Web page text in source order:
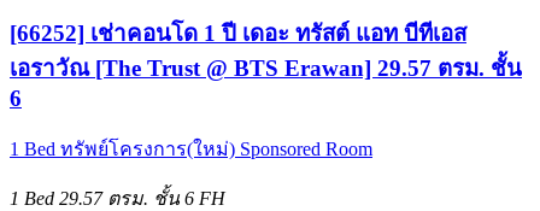
[66252] เช่าคอนโด 1 ปี เดอะ ทรัสต์ แอท บีทีเอส
เอราวัณ [The Trust @ BTS Erawan] 29.57 ตรม. ชั้น
6
1 Bed ทรัพย์โครงการ(ใหม่) Sponsored Room
1 Bed 29.57 ตรม. ชั้น 6 FH